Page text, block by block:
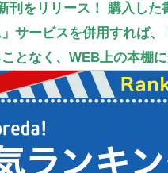
刊をリリース！
購入した
サービスを併用すれば、
となく、WEB上の本棚